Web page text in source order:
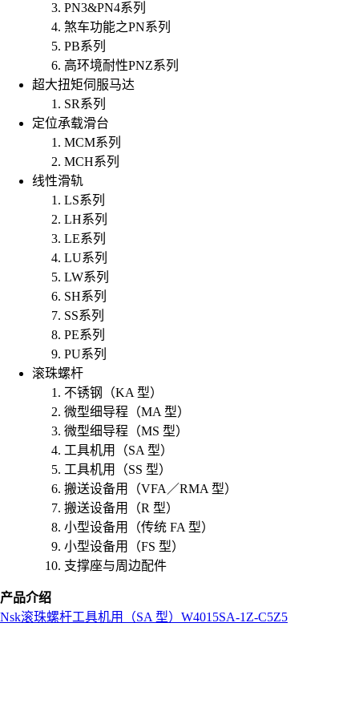
PN3&PN4系列
煞车功能之PN系列
PB系列
高环境耐性PNZ系列
超大扭矩伺服马达
SR系列
定位承载滑台
MCM系列
MCH系列
线性滑轨
LS系列
LH系列
LE系列
LU系列
LW系列
SH系列
SS系列
PE系列
PU系列
滚珠螺杆
不锈钢（KA 型）
微型细导程（MA 型）
微型细导程（MS 型）
工具机用（SA 型）
工具机用（SS 型）
搬送设备用（VFA／RMA 型）
搬送设备用（R 型）
小型设备用（传统 FA 型）
小型设备用（FS 型）
支撑座与周边配件
产品介绍
Nsk滚珠螺杆工具机用（SA 型） W4015SA-1Z-C5Z5